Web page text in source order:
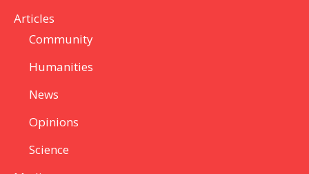
Articles
Community
Humanities
News
Opinions
Science